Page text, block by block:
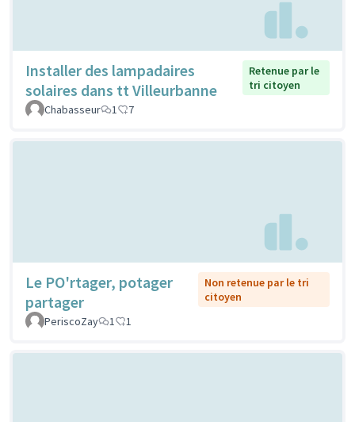
Installer des lampadaires
solaires dans tt Villeurbanne
Retenue par le
tri citoyen
Chabasseur
1 7
Le PO'rtager, potager
partager
Non retenue par le tri
citoyen
PeriscoZay
1 1